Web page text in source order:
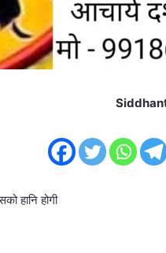
हानि होगी